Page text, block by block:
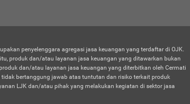
penyelenggara agregasi jasa keuangan yang terdaftar di OJK.
produk dan/atau layanan jasa keuangan yang ditawarkan bukan
dan/atau layanan jasa keuangan yang diterbitkan oleh Cermati
tidak bertanggung jawab atas tuntutan dan risiko terkait produk
LJK dan/atau pihak yang melakukan kegiatan di sektor jasa